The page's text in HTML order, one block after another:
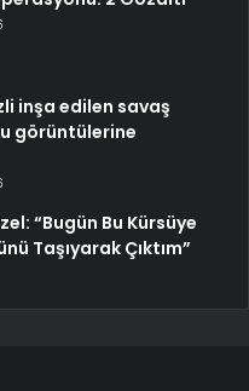
inşa edilen savaş
görüntülerine
“Bugün Bu Kürsüye
Taşıyarak Çıktım”